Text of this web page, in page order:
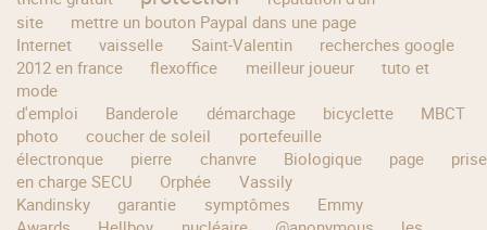
site
mettre un bouton Paypal dans une page
Internet
vaisselle Saint-Valentin
recherches google
2012 en france
flexoffice meilleur joueur
tuto et
mode
d'emploi
Banderole démarchage bicyclette
MBCT
photo
coucher de soleil
portefeuille
électronque
pierre chanvre Biologique page
prise
en charge SECU
Orphée
Vassily
Kandinsky
garantie symptômes
Emmy